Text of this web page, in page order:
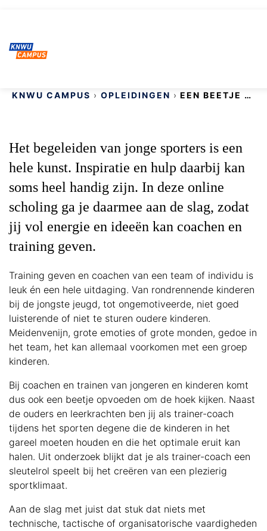
KNWU CAMPUS OPLEIDINGEN EEN BEETJE OPVOEDER (NOC*NSF)
Het begeleiden van jonge sporters is een
hele kunst. Inspiratie en hulp daarbij kan
soms heel handig zijn. In deze online
scholing ga je daarmee aan de slag, zodat
jij vol energie en ideeën kan coachen en
training geven.
Training geven en coachen van een team of individu is
leuk én een hele uitdaging. Van rondrennende kinderen
bij de jongste jeugd, tot ongemotiveerde, niet goed
luisterende of niet te sturen oudere kinderen.
Meidenvenijn, grote emoties of grote monden, gedoe in
het team, het kan allemaal voorkomen met een groep
kinderen.
Bij coachen en trainen van jongeren en kinderen komt
dus ook een beetje opvoeden om de hoek kijken. Naast
de ouders en leerkrachten ben jij als trainer-coach
tijdens het sporten degene die de kinderen in het
gareel moeten houden en die het optimale eruit kan
halen. Uit onderzoek blijkt dat je als trainer-coach een
sleutelrol speelt bij het creëren van een plezierig
sportklimaat.
Aan de slag met juist dat stuk dat niets met
technische, tactische of organisatorische vaardigheden